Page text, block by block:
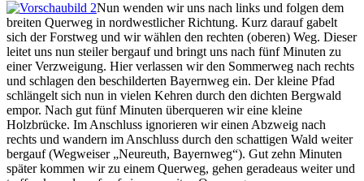
Nun wenden wir uns nach links und folgen dem
breiten Querweg in nordwestlicher Richtung. Kurz darauf gabelt
sich der Forstweg und wir wählen den rechten (oberen) Weg. Dieser
leitet uns nun steiler bergauf und bringt uns nach fünf Minuten zu
einer Verzweigung. Hier verlassen wir den Sommerweg nach rechts
und schlagen den beschilderten Bayernweg ein. Der kleine Pfad
schlängelt sich nun in vielen Kehren durch den dichten Bergwald
empor. Nach gut fünf Minuten überqueren wir eine kleine
Holzbrücke. Im Anschluss ignorieren wir einen Abzweig nach
rechts und wandern im Anschluss durch den schattigen Wald weiter
bergauf (Wegweiser „Neureuth, Bayernweg“). Gut zehn Minuten
später kommen wir zu einem Querweg, gehen geradeaus weiter und